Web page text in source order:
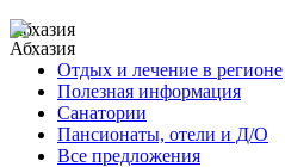
Абхазия
Отдых и лечение в регионе
Полезная информация
Санатории
Пансионаты, отели и Д/О
Все предложения